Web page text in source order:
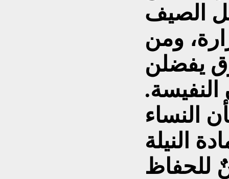
الصيف
ومن
يفضلن
النساء
النيلة
للحفاظ